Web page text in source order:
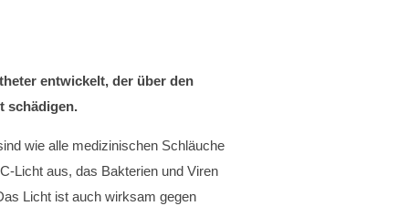
entwickelt, der über den
schädigen.
wie alle medizinischen Schläuche
Licht aus, das Bakterien und Viren
Licht ist auch wirksam gegen